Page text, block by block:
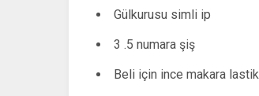
Gülkurusu simli ip
3 .5 numara şiş
Beli için ince makara lastik